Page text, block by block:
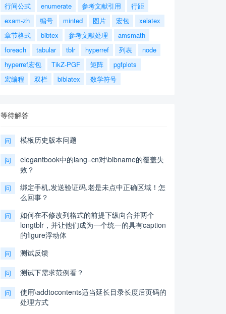
行间公式
enumerate 参考文献引用
行距
exam-zh
编号 minted 图片 宏包
xelatex
章节格式
bibtex 参考文献处理
amsmath
foreach
tabular tblr hyperref 列表
node
hyperref宏包
TikZ-PGF 矩阵
pgfplots
宏编程
双栏 biblatex 数学符号
等待解答
问 模板历史版本问题
问
elegantbook中的lang=cn对\bibname的覆盖失
效？
问
绑定手机,发送验证码,老是未点中正确区域！怎
么回事？
问
如何在不修改列格式的前提下纵向合并两个
longtblr，并让他们成为一个统一的具有caption
的figure浮动体
问 测试反馈
问 测试下需求范例看？
问
使用\addtocontents适当延长目录长度后页码的
处理方式